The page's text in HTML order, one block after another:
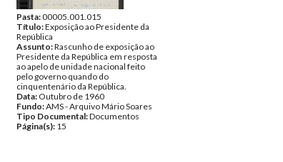
Pasta:00005.001.015
Título:Exposição ao Presidente da
República
Assunto:Rascunho de exposição ao
Presidente da República em resposta
ao apelo de unidade nacional feito
pelo governo quando do
cinquentenário da República.
Data: Outubro de 1960
Fundo:AMS - Arquivo Mário Soares
Tipo Documental:Documentos
Página(s): 15